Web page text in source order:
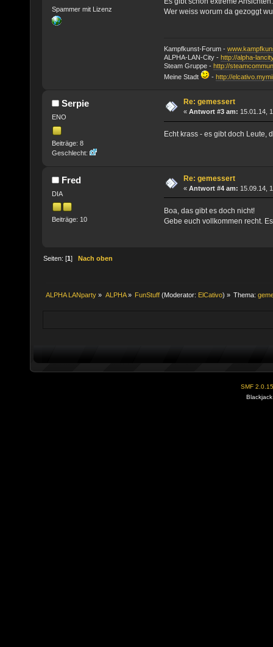
Spammer mit Lizenz
Wer weiss worum da gezoggt
Kampfkunst-Forum -
ALPHA-LAN-City - http://alpha-
Steam Gruppe - http://
Meine Stadt
- http://
Serpie
ENO
Beiträge: 8
Geschlecht:
Re: gemessert
« Antwort #3 am: 15.01.14,
Echt krass - es gibt doch Leute,
Fred
DIA
Beiträge: 10
Re: gemessert
« Antwort #4 am: 15.09.14,
Boa, das gibt es doch nicht!
Gebe euch vollkommen recht.
Seiten: [1]Nach oben
ALPHA LANparty » ALPHA» FunStuff(Moderator: ElCativo) » Thema:
SMF 2.0.15